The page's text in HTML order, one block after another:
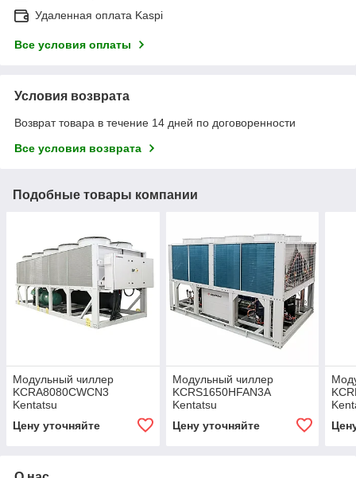
Удаленная оплата Kaspi
Все условия оплаты
Условия возврата
Возврат товара в течение 14 дней по договоренности
Все условия возврата
Подобные товары компании
Модульный чиллер
KCRA8080CWCN3
Kentatsu
Цену уточняйте
Модульный чиллер
KCRS1650HFAN3A
Kentatsu
Цену уточняйте